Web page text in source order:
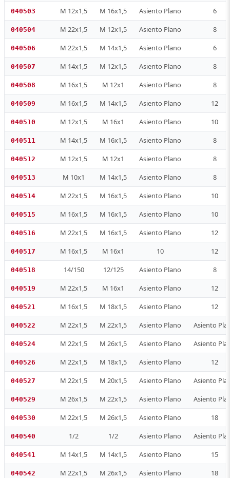
040503 M 12x1,5 M 16x1,5 Asiento Plano 6
040504 M 22x1,5 M 12x1,5 Asiento Plano 8
040506 M 22x1,5 M 14x1,5 Asiento Plano 6
040507 M 14x1,5 M 12x1,5 Asiento Plano 8
040508 M 16x1,5 M 12x1 Asiento Plano 8
040509 M 16x1,5 M 14x1,5 Asiento Plano 12
040510 M 12x1,5 M 16x1 Asiento Plano 10
040511 M 14x1,5 M 16x1,5 Asiento Plano 8
040512 M 12x1,5 M 12x1 Asiento Plano 8
040513 M 10x1 M 14x1,5 Asiento Plano 8
040514 M 22x1,5 M 16x1,5 Asiento Plano 10
040515 M 16x1,5 M 16x1,5 Asiento Plano 10
040516 M 22x1,5 M 16x1,5 Asiento Plano 12
040517 M 16x1,5 M 16x1 10 12
040518 14/150 12/125 Asiento Plano 8
040519 M 22x1,5 M 16x1 Asiento Plano 12
040521 M 16x1,5 M 18x1,5 Asiento Plano 12
040522 M 22x1,5 M 22x1,5 Asiento Plano Asiento
040524 M 22x1,5 M 26x1,5 Asiento Plano Asiento
040526 M 22x1,5 M 18x1,5 Asiento Plano 12
040527 M 22x1,5 M 20x1,5 Asiento Plano Asiento
040529 M 26x1,5 M 22x1,5 Asiento Plano Asiento
040530 M 22x1,5 M 26x1,5 Asiento Plano 18
040540 1/2 1/2 Asiento Plano Asiento
040541 M 14x1,5 M 14x1,5 Asiento Plano 15
040542 M 22x1,5 M 26x1,5 Asiento Plano 18